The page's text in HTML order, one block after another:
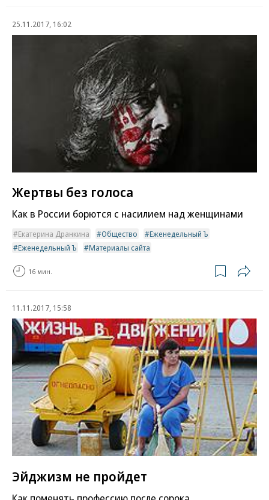
25.11.2017, 16:02
Жертвы без голоса
Как в России борются с насилием над женщинами
Екатерина Дранкина Общество
Еженедельный Ъ
Еженедельный Ъ
Материалы сайта
16 мин.
11.11.2017, 15:58
Эйджизм не пройдет